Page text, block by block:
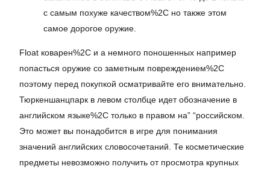
с самым похуже качеством%2C но также этом
самое дорогое оружие.
Float коварен%2C и а немного поношенных например
попасться оружие со заметным повреждением%2C
поэтому перед покупкой осматривайте его внимательно.
Тюркеншанцпарк в левом столбце идет обозначение в
английском языке%2C только в правом на” “российском.
Это может вы понадобится в игре для понимания
значений английских словосочетаний. Те косметические
предметы невозможно получить от просмотра крупных